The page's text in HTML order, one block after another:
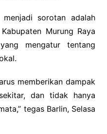
sorotan adalah
Murung Raya
mengatur tentang
memberikan dampak
dan tidak hanya
tegas Barlin, Selasa